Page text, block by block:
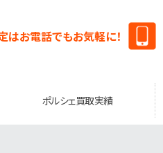
はお電話でもお気軽に！
ポルシェ買取実績